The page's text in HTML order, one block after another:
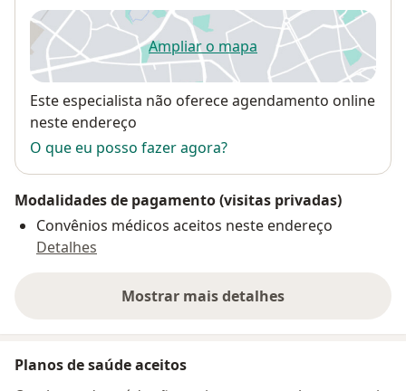
Ampliar o mapaabre num novo separador
Disponibilidade
Este especialista não oferece agendamento online
neste endereço
O que eu posso fazer agora?
Modalidades de pagamento (visitas privadas)
Convênios médicos aceitos neste endereço
Detalhes
Mostrar mais detalhes
sobre o endereço
Planos de saúde aceitos